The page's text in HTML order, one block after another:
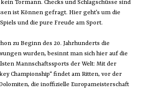
Tormann. Checks und Schlagschüsse sind
ist Können gefragt. Hier geht’s um die
und die pure Freude am Sport.
zu Beginn des 20. Jahrhunderts die
wurden, besinnt man sich hier auf die
Mannschaftssports der Welt: Mit der
Championship“ findet am Ritten, vor der
die inoffizielle Europameisterschaft